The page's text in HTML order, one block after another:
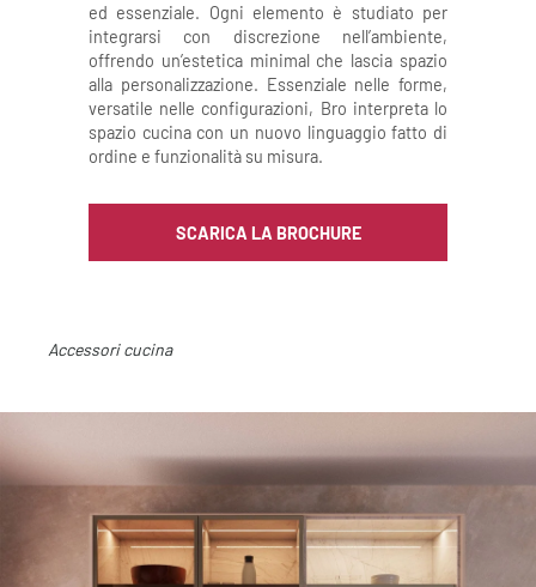
ed essenziale. Ogni elemento è studiato per
integrarsi con discrezione nell’ambiente,
offrendo un’estetica minimal che lascia spazio
alla personalizzazione. Essenziale nelle forme,
versatile nelle configurazioni, Bro interpreta lo
spazio cucina con un nuovo linguaggio fatto di
ordine e funzionalità su misura.
SCARICA LA BROCHURE
Accessori cucina